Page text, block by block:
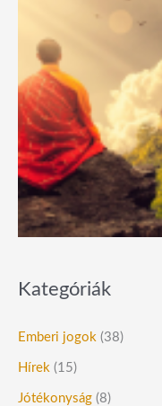
Kategóriák
Emberi jogok (38)
Hírek (15)
Jótékonyság (8)